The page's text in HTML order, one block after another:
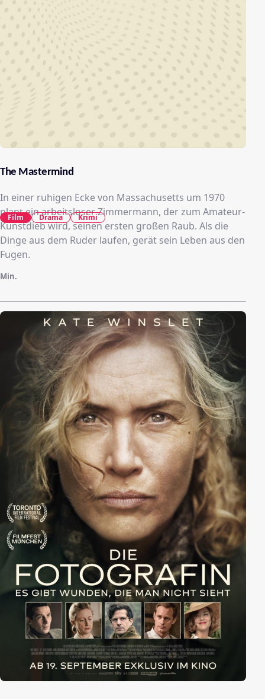
The Mastermind
In einer ruhigen Ecke von Massachusetts um 1970
plant ein arbeitsloser Zimmermann, der zum Amateur-
Kunstdieb wird, seinen ersten großen Raub. Als die
Dinge aus dem Ruder laufen, gerät sein Leben aus den
Fugen.
Min.
Film Drama Krimi